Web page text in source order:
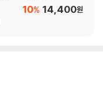
14,400원
10%